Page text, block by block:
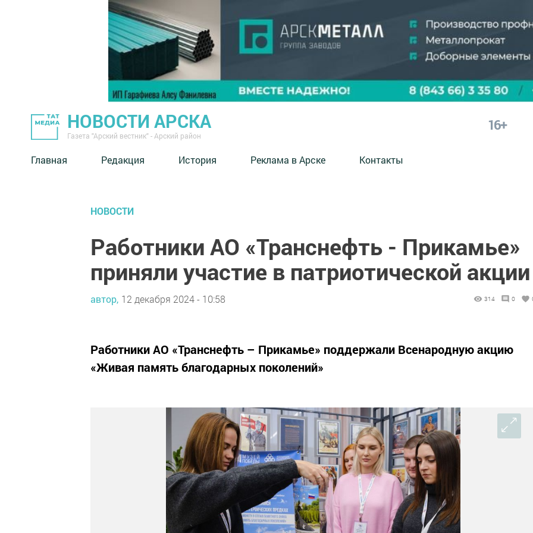
НОВОСТИ АРСКА
Газета "Арский вестник" - Арский район
16+
Главная Редакция История Реклама в Арске Контакты
НОВОСТИ
Работники АО «Транснефть - Прикамье»
приняли участие в патриотической акции
автор, 12 декабря 2024 - 10:58 314 0
Работники АО «Транснефть – Прикамье» поддержали Всенародную акцию
«Живая память благодарных поколений»